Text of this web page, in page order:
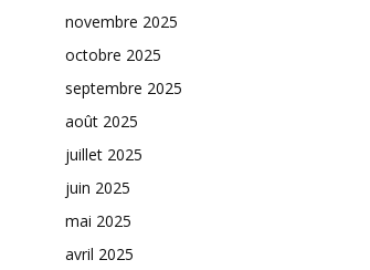
novembre 2025
octobre 2025
septembre 2025
août 2025
juillet 2025
juin 2025
mai 2025
avril 2025